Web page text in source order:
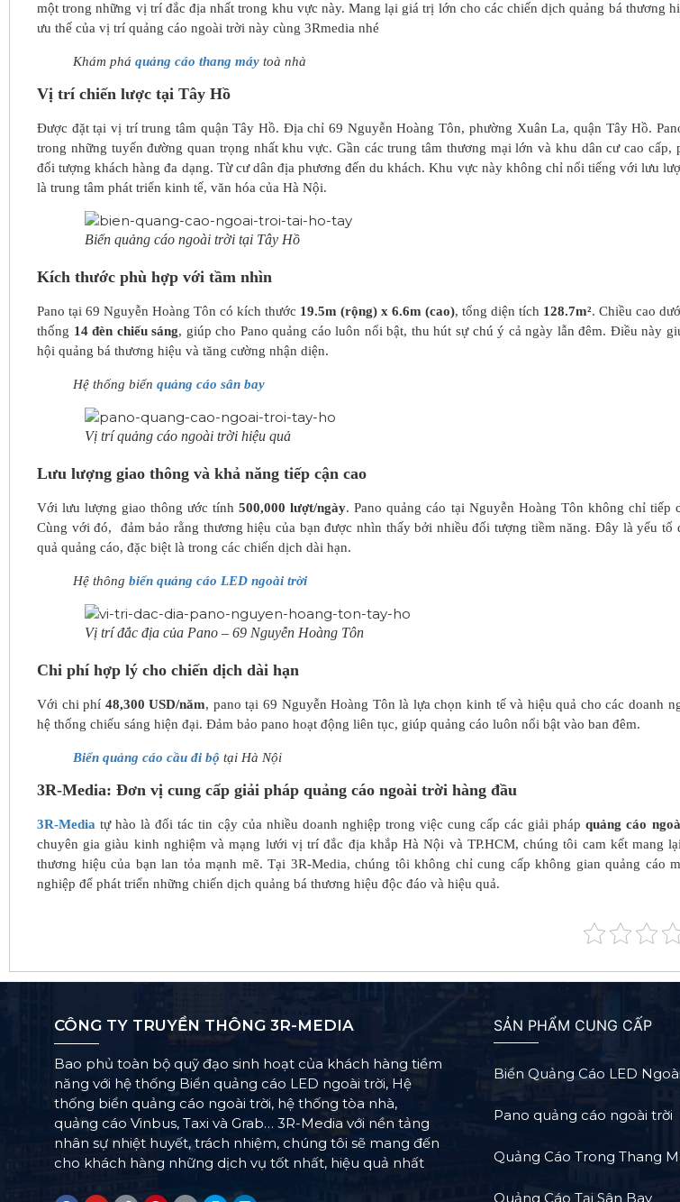
một trong những vị trí đắc địa nhất trong khu vực này. Mang lại giá trị lớn cho các chiến dịch quảng bá thương
ưu thế của vị trí quảng cáo ngoài trời này cùng 3Rmedia nhé
Khám phá quảng cáo thang máy toà nhà
Vị trí chiến lược tại Tây Hồ
Được đặt tại vị trí trung tâm quận Tây Hồ. Địa chỉ 69 Nguyễn Hoàng Tôn, phường Xuân La, quận Tây Hồ.
trong những tuyến đường quan trọng nhất khu vực. Gần các trung tâm thương mại lớn và khu dân cư cao cấp,
đối tượng khách hàng đa dạng. Từ cư dân địa phương đến du khách. Khu vực này không chỉ nổi tiếng với lưu
là trung tâm phát triển kinh tế, văn hóa của Hà Nội.
Biển quảng cáo ngoài trời tại Tây Hồ
Kích thước phù hợp với tầm nhìn
Pano tại 69 Nguyễn Hoàng Tôn có kích thước 19.5m (rộng) x 6.6m (cao), tổng diện tích 128.7m². Chiều cao
thống 14 đèn chiếu sáng, giúp cho Pano quảng cáo luôn nổi bật, thu hút sự chú ý cả ngày lẫn đêm. Điều này
hội quảng bá thương hiệu và tăng cường nhận diện.
Hệ thống biển quảng cáo sân bay
Vị trí quảng cáo ngoài trời hiệu quả
Lưu lượng giao thông và khả năng tiếp cận cao
Với lưu lượng giao thông ước tính500,000 lượt/ngày. Pano quảng cáo tại Nguyễn Hoàng Tôn không chỉ tiếp
Cùng với đó, đảm bảo rằng thương hiệu của bạn được nhìn thấy bởi nhiều đối tượng tiềm năng. Đây là yếu tố
quả quảng cáo, đặc biệt là trong các chiến dịch dài hạn.
Hệ thông biển quảng cáo LED ngoài trời
Vị trí đắc địa của Pano – 69 Nguyễn Hoàng Tôn
Chi phí hợp lý cho chiến dịch dài hạn
Với chi phí 48,300 USD/năm, pano tại 69 Nguyễn Hoàng Tôn là lựa chọn kinh tế và hiệu quả cho các doanh
hệ thống chiếu sáng hiện đại. Đảm bảo pano hoạt động liên tục, giúp quảng cáo luôn nổi bật vào ban đêm.
Biển quảng cáo cầu đi bộ tại Hà Nội
3R-Media: Đơn vị cung cấp giải pháp quảng cáo ngoài trời hàng đầu
3R-Media tự hào là đối tác tin cậy của nhiều doanh nghiệp trong việc cung cấp các giải phápquảng cáo
chuyên gia giàu kinh nghiệm và mạng lưới vị trí đắc địa khắp Hà Nội và TP.HCM, chúng tôi cam kết mang
thương hiệu của bạn lan tỏa mạnh mẽ. Tại 3R-Media, chúng tôi không chỉ cung cấp không gian quảng cáo
nghiệp để phát triển những chiến dịch quảng bá thương hiệu độc đáo và hiệu quả.
CÔNG TY TRUYỀN THÔNG 3R-MEDIA
Bao phủ toàn bộ quỹ đạo sinh hoạt của khách hàng tiềm
năng với hệ thống Biển quảng cáo LED ngoài trời, Hệ
thống biển quảng cáo ngoài trời, hệ thống tòa nhà,
quảng cáo Vinbus, Taxi và Grab… 3R-Media với nền tảng
nhân sự nhiệt huyết, trách nhiệm, chúng tôi sẽ mang đến
cho khách hàng những dịch vụ tốt nhất, hiệu quả nhất
SẢN PHẨM CUNG CẤP
Biển Quảng Cáo LED
Pano quảng cáo ngoài trời
Quảng Cáo Trong Thang
Quảng Cáo Tại Sân Bay